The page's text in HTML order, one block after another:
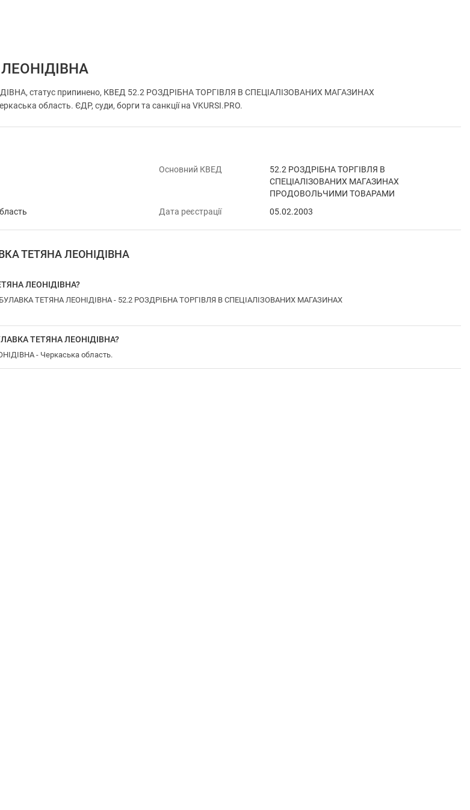
статус припинено, КВЕД 52.2 РОЗДРІБНА ТОРГІВЛЯ В СПЕЦІАЛІЗОВАНИХ МАГАЗИНАХ
область. ЄДР, суди, борги та санкції на VKURSI.PRO.
Основний КВЕД
52.2 РОЗДРІБНА ТОРГІВЛЯ В
СПЕЦІАЛІЗОВАНИХ МАГАЗИНАХ
ПРОДОВОЛЬЧИМИ ТОВАРАМИ
Дата реєстрації 05.02.2003
ТЕТЯНА ЛЕОНІДІВНА
ЛЕОНІДІВНА?
БУЛАВКА ТЕТЯНА ЛЕОНІДІВНА - 52.2 РОЗДРІБНА ТОРГІВЛЯ В СПЕЦІАЛІЗОВАНИХ МАГАЗИНАХ
ТЕТЯНА ЛЕОНІДІВНА?
- Черкаська область.